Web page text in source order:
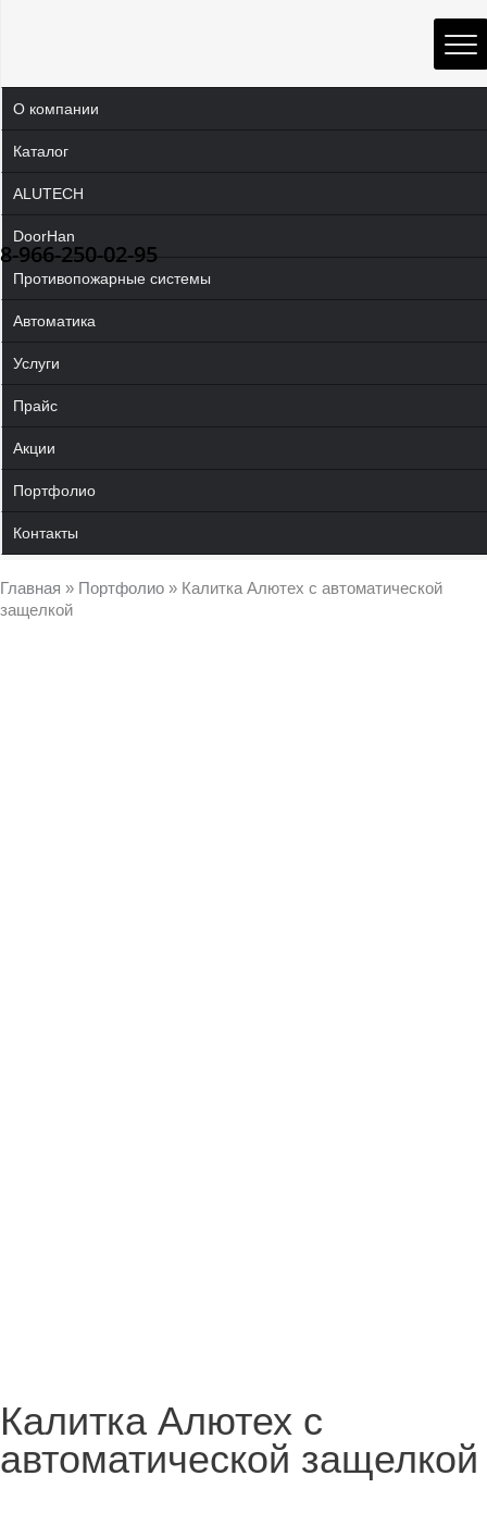
О компании
Каталог
ALUTECH
DoorHan
Противопожарные системы
Автоматика
Услуги
Прайс
Акции
Портфолио
Контакты
8-966-250-02-95
Главная » Портфолио » Калитка Алютех с автоматической
защелкой
Калитка Алютех с
автоматической защелкой